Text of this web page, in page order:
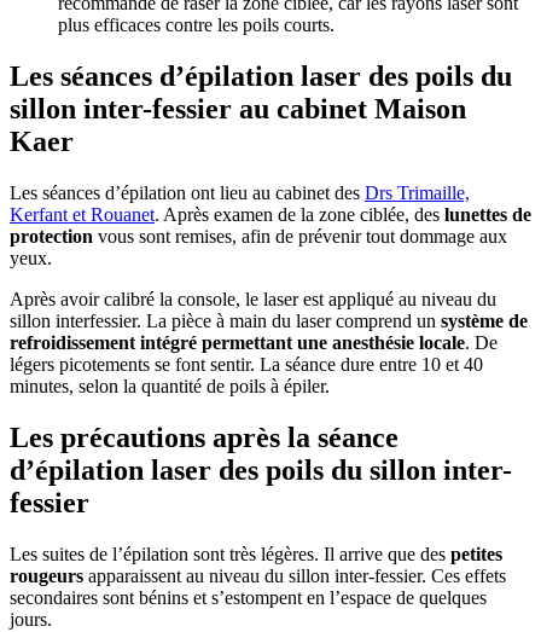
plus efficaces contre les poils courts.
Les séances d’épilation laser des poils du
sillon inter-fessier au cabinet Maison
Kaer
Les séances d’épilation ont lieu au cabinet des Drs Trimaille,
Kerfant et Rouanet. Après examen de la zone ciblée, des lunettes de
protection vous sont remises, afin de prévenir tout dommage aux
yeux.
Après avoir calibré la console, le laser est appliqué au niveau du
sillon interfessier. La pièce à main du laser comprend un système de
refroidissement intégré permettant une anesthésie locale. De
légers picotements se font sentir. La séance dure entre 10 et 40
minutes, selon la quantité de poils à épiler.
Les précautions après la séance
d’épilation laser des poils du sillon inter-
fessier
Les suites de l’épilation sont très légères. Il arrive que des petites
rougeurs apparaissent au niveau du sillon inter-fessier. Ces effets
secondaires sont bénins et s’estompent en l’espace de quelques
jours.